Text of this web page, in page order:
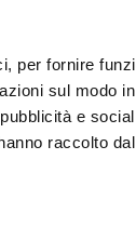
per fornire
sul modo
e
raccolto